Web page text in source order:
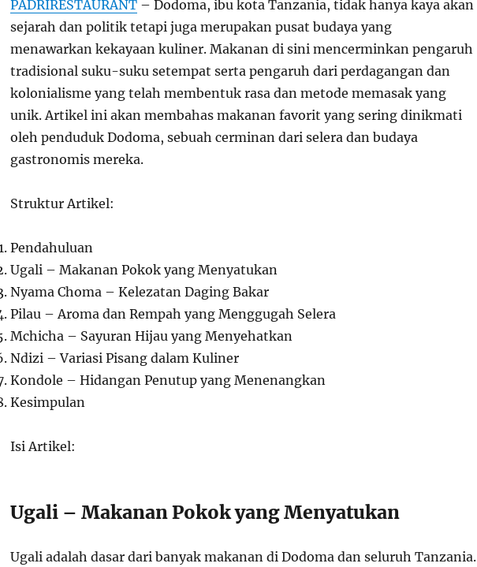
PADRIRESTAURANT– Dodoma, ibu kota Tanzania, tidak hanya kaya akan
sejarah dan politik tetapi juga merupakan pusat budaya yang
menawarkan kekayaan kuliner. Makanan di sini mencerminkan pengaruh
tradisional suku-suku setempat serta pengaruh dari perdagangan dan
kolonialisme yang telah membentuk rasa dan metode memasak yang
unik. Artikel ini akan membahas makanan favorit yang sering dinikmati
oleh penduduk Dodoma, sebuah cerminan dari selera dan budaya
gastronomis mereka.
Struktur Artikel:
Pendahuluan
Ugali – Makanan Pokok yang Menyatukan
Nyama Choma – Kelezatan Daging Bakar
Pilau – Aroma dan Rempah yang Menggugah Selera
Mchicha – Sayuran Hijau yang Menyehatkan
Ndizi – Variasi Pisang dalam Kuliner
Kondole – Hidangan Penutup yang Menenangkan
Kesimpulan
Isi Artikel:
Ugali – Makanan Pokok yang Menyatukan
Ugali adalah dasar dari banyak makanan di Dodoma dan seluruh Tanzania.